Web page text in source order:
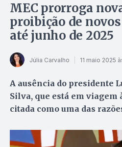
MEC prorroga
proibição de
até junho de 2025
Júlia Carvalho 11 maio 2025
A ausência do presidente
Silva, que está em viagem
citada como uma das